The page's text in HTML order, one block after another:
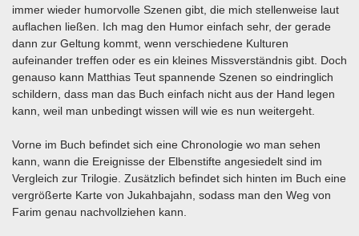
immer wieder humorvolle Szenen gibt, die mich stellenweise laut
auflachen ließen. Ich mag den Humor einfach sehr, der gerade
dann zur Geltung kommt, wenn verschiedene Kulturen
aufeinander treffen oder es ein kleines Missverständnis gibt. Doch
genauso kann Matthias Teut spannende Szenen so eindringlich
schildern, dass man das Buch einfach nicht aus der Hand legen
kann, weil man unbedingt wissen will wie es nun weitergeht.
Vorne im Buch befindet sich eine Chronologie wo man sehen
kann, wann die Ereignisse der Elbenstifte angesiedelt sind im
Vergleich zur Trilogie. Zusätzlich befindet sich hinten im Buch eine
vergrößerte Karte von Jukahbajahn, sodass man den Weg von
Farim genau nachvollziehen kann.